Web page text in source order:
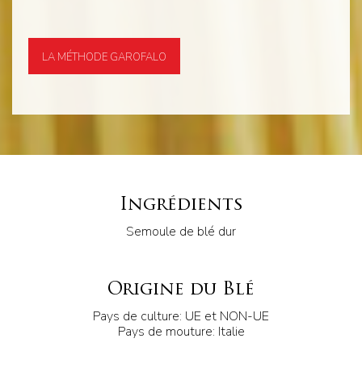
LA MÉTHODE GAROFALO
Ingrédients
Semoule de blé dur
Origine du Blé
Pays de culture: UE et NON-UE
Pays de mouture: Italie